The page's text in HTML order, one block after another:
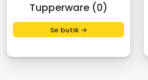
Tupperware (0)
Se butik →